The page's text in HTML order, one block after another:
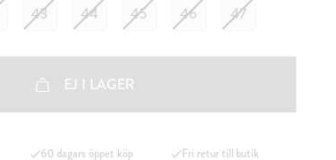
43 44 45 46 47
EJ I LAGER
60 dagars öppet köp Fri retur till butik